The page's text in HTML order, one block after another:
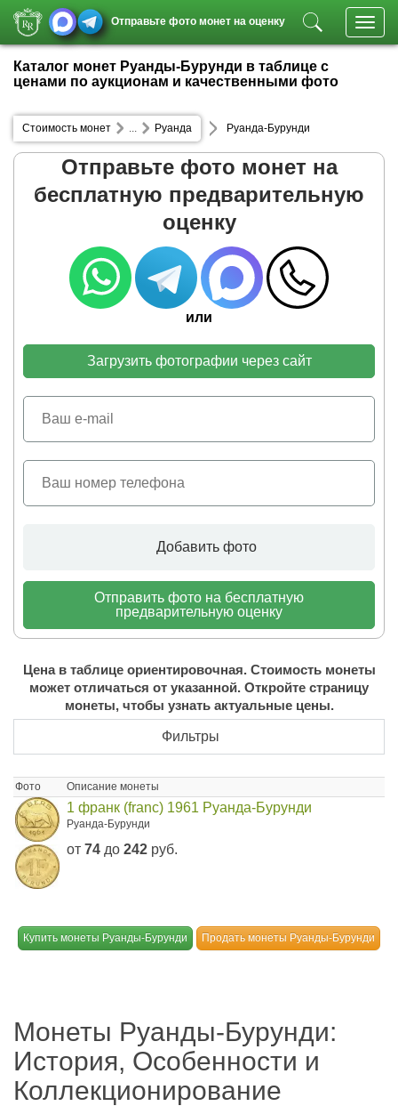
Отправьте фото монет на оценку
Каталог монет Руанды-Бурунди в таблице с
ценами по аукционам и качественными фото
Стоимость монет Руанда
... Руанда-Бурунди
Отправьте фото монет на
бесплатную предварительную
оценку
или
Загрузить фотографии через сайт
Добавить фото
Отправить фото на бесплатную
предварительную оценку
Цена в таблице ориентировочная. Стоимость монеты
может отличаться от указанной. Откройте страницу
монеты, чтобы узнать актуальные цены.
Фильтры
Фото Описание монеты
1 франк (franc) 1961 Руанда-Бурунди
Руанда-Бурунди
от 74 до 242 руб.
Купить монеты Руанды-Бурунди Продать монеты Руанды-Бурунди
Монеты Руанды-Бурунди:
История, Особенности и
Коллекционирование